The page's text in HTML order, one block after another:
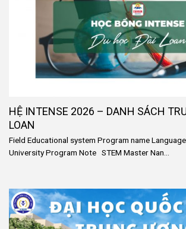
HỆ INTENSE 2026 – DANH SÁCH
LOAN
Field Educational system Program name
University Program Note STEM Master Nan...